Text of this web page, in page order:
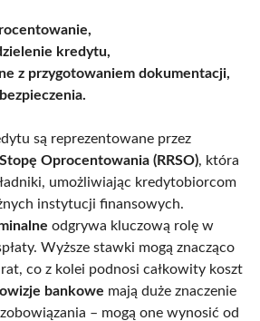
kredytu,
z przygotowaniem dokumentacji,
są reprezentowane przez
Oprocentowania (RRSO), która
umożliwiając kredytobiorcom
instytucji finansowych.
odgrywa kluczową rolę w
Wyższe stawki mogą znacząco
co z kolei podnosi całkowity koszt
bankowe mają duże znaczenie
– mogą one wynosić od